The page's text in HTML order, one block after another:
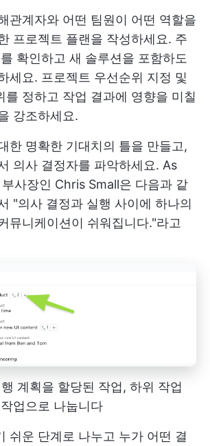
관계자와 어떤 팀원이 어떤 역할을
프로젝트 플랜을 작성하세요. 주
를 확인하고 새 솔루션을 포함하도
세요. 프로젝트 우선순위 지정 및
를 정하고 작업 결과에 영향을 미칠
강조하세요.
한 명확한 기대치의 틀을 만들고,
의사 결정자를 파악하세요. As
사장인 Chris Small은 다음과 같
"의사 결정과 실행 사이에 하나의
뮤니케이션이 쉬워집니다."라고
계획을 할당된 작업, 하위 작업
업으로 나눕니다
쉬운 단계로 나누고 누가 어떤 결